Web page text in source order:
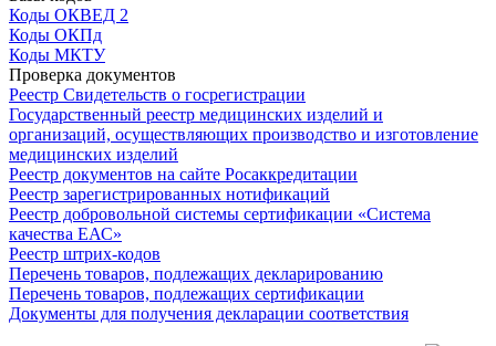
Коды ОКВЕД 2
Коды ОКПд
Коды МКТУ
Проверка документов
Реестр Свидетельств о госрегистрации
Государственный реестр медицинских изделий и
организаций, осуществляющих производство и изготовление
медицинских изделий
Реестр документов на сайте Росаккредитации
Реестр зарегистрированных нотификаций
Реестр добровольной системы сертификации «Система
качества ЕАС»
Реестр штрих-кодов
Перечень товаров, подлежащих декларированию
Перечень товаров, подлежащих сертификации
Документы для получения декларации соответствия